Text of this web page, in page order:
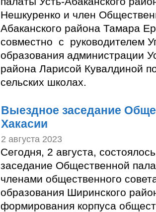
Нешкуренко и член
Абаканского района Тамара
совместно с руководителем
образования администрации
района Ларисой Кувалдиной
сельских школах.
Выездное заседание
Хакасии
2 августа 2023
Сегодня, 2 августа,
заседание Общественной
членами общественного
образования Ширинского
формирования корпуса